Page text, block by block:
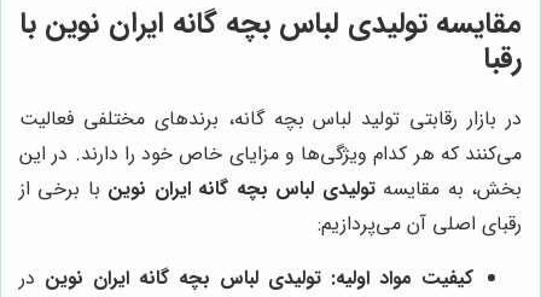
مقایسهتولیدی لباس بچه گانه ایران نوین با
رقبا
در بازار رقابتی تولید لباس بچه گانه، برندهای مختلفی فعالیت
می‌کنند که هر کدام ویژگی‌ها و مزایای خاص خود را دارند. در این
بخش، به مقایسهتولیدی لباس بچه گانه ایران نوین با برخی از
رقبای اصلی آن می‌پردازیم:
کیفیت مواد اولیه: تولیدی لباس بچه گانه ایران نوین در